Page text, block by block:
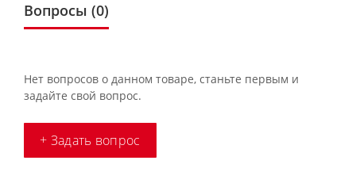
Вопросы (0)
Нет вопросов о данном товаре, станьте первым и
задайте свой вопрос.
+ Задать вопрос